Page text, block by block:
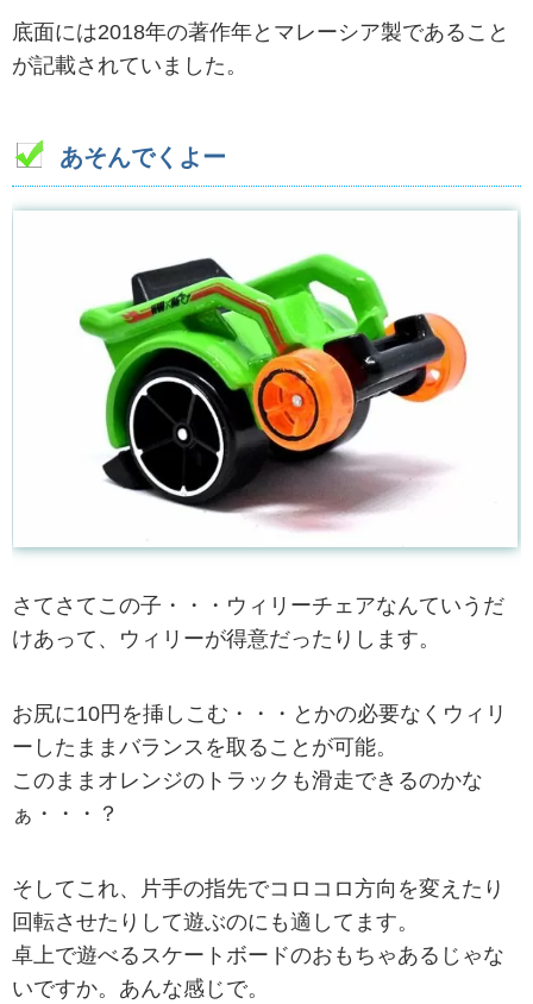
底面には2018年の著作年とマレーシア製であること
が記載されていました。
あそんでくよー
さてさてこの子・・・ウィリーチェアなんていうだ
けあって、ウィリーが得意だったりします。
お尻に10円を挿しこむ・・・とかの必要なくウィリ
ーしたままバランスを取ることが可能。
このままオレンジのトラックも滑走できるのかな
ぁ・・・？
そしてこれ、片手の指先でコロコロ方向を変えたり
回転させたりして遊ぶのにも適してます。
卓上で遊べるスケートボードのおもちゃあるじゃな
いですか。あんな感じで。